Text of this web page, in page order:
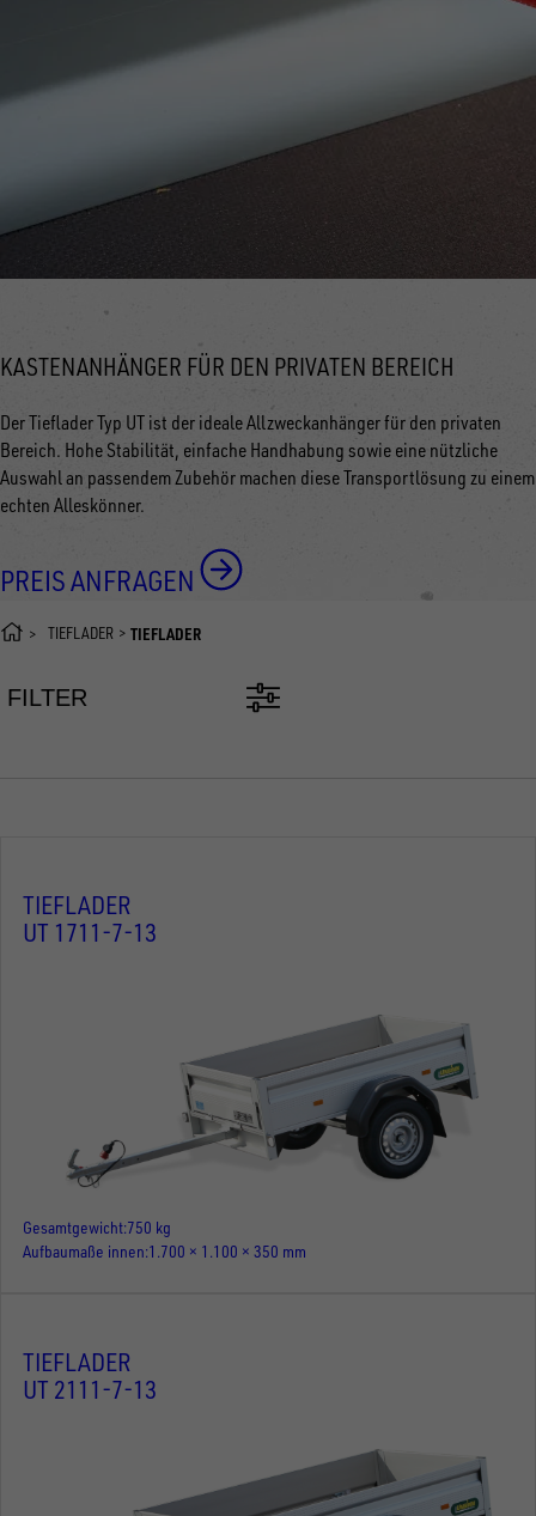
KASTENANHÄNGER FÜR DEN PRIVATEN BEREICH
Der Tieflader Typ UT ist der ideale Allzweckanhänger für den privaten
Bereich. Hohe Stabilität, einfache Handhabung sowie eine nützliche
Auswahl an passendem Zubehör machen diese Transportlösung zu einem
echten Alleskönner.
PREIS ANFRAGEN
TIEFLADER TIEFLADER
FILTER
TIEFLADER
UT 1711-7-13
Gesamtgewicht 750 kg
Aufbaumaße innen 1.700 × 1.100 × 350 mm
TIEFLADER
UT 2111-7-13